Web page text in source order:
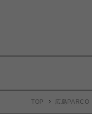
TOP 広島PARCO